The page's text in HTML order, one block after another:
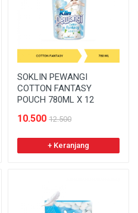
SOKLIN PEWANGI
COTTON FANTASY
POUCH 780ML X 12
10.500 12.500
+ Keranjang